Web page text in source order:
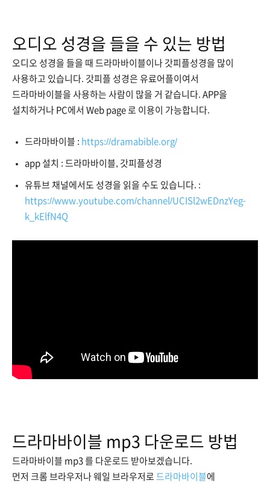
오디오 성경을 들을 수 있는 방법
오디오 성경을 들을 때 드라마바이블이나 갓피플성경을 많이
사용하고 있습니다. 갓피플 성경은 유료어플이여서
드라마바이블을 사용하는 사람이 많을 거 같습니다. APP을
설치하거나 PC에서 Web page 로 이용이 가능합니다.
드라마바이블 : https://dramabible.org/
app 설치 : 드라마바이블, 갓피플성경
유튜브 채널에서도 성경을 읽을 수도 있습니다. :
https://www.youtube.com/channel/UCISl2wEDnzYeg-
k_kElfN4Q
드라마바이블 mp3 다운로드 방법
드라마바이블 mp3 를 다운로드 받아보겠습니다.
먼저 크롬 브라우저나 웨일 브라우저로 드라마바이블에